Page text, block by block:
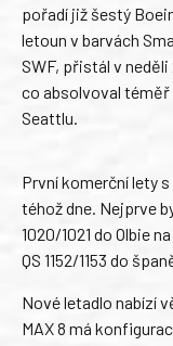
pořadí již šestý
letoun v barvách
SWF, přistál v
co absolvoval
Seattlu.
První komerční lety
téhož dne. Nejprve
1020/1021 do Olbie
QS 1152/1153 do
Nové letadlo nabízí
MAX 8 má